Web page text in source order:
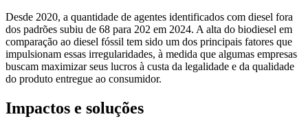
Desde 2020, a quantidade de agentes identificados com diesel fora
dos padrões subiu de 68 para 202 em 2024. A alta do biodiesel em
comparação ao diesel fóssil tem sido um dos principais fatores que
impulsionam essas irregularidades, à medida que algumas empresas
buscam maximizar seus lucros à custa da legalidade e da qualidade
do produto entregue ao consumidor.
Impactos e soluções